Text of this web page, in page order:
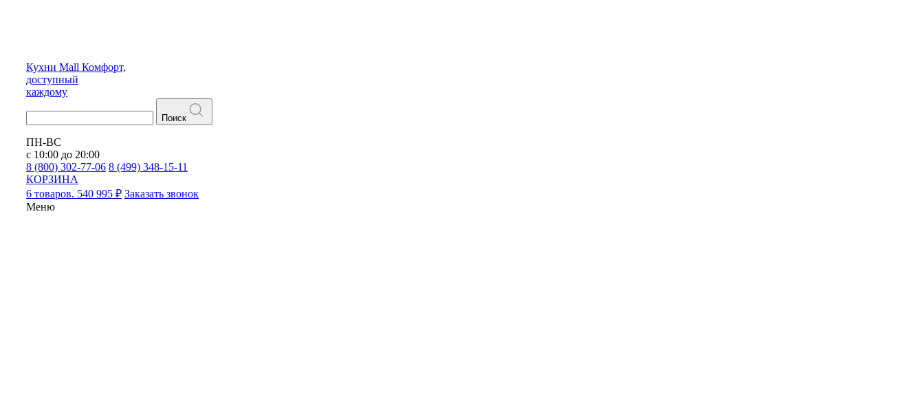
Кухни Mall Комфорт,
доступный
каждому
Поиск
ПН-ВС
с 10:00 до 20:00
8 (800) 302-77-06 8 (499) 348-15-11
КОРЗИНА
6 товаров. 540 995 ₽ Заказать звонок
Меню